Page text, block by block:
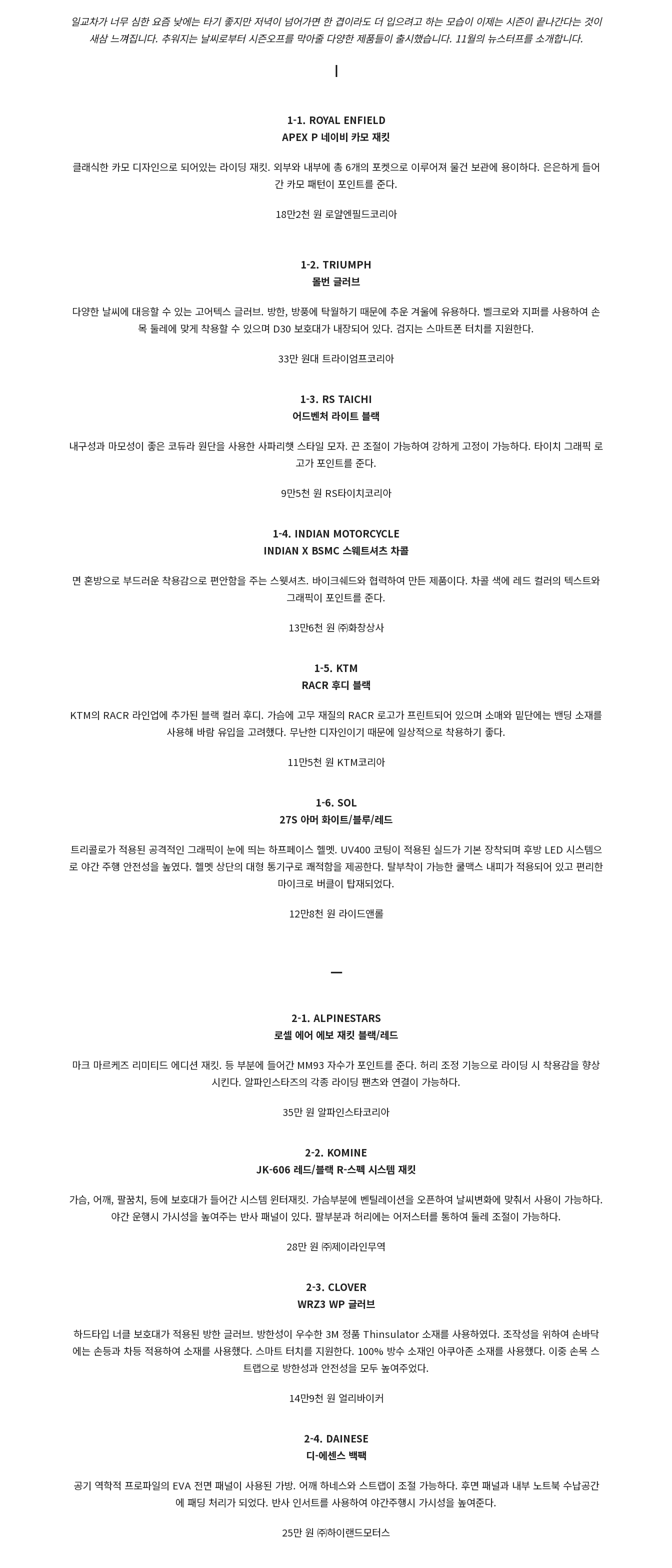
일교차가 너무 심한 요즘 낮에는 타기 좋지만 저녁이 넘어가면 한 겹이라도 더 입으려고 하는 모습이 이제는 시즌이 끝나간다는 것이
새삼 느껴집니다. 추워지는 날씨로부터 시즌오프를 막아줄 다양한 제품들이 출시했습니다. 11월의 뉴스터프를 소개합니다.
1-1. ROYAL ENFIELD
APEX P 네이비 카모 재킷
클래식한 카모 디자인으로 되어있는 라이딩 재킷. 외부와 내부에 총 6개의 포켓으로 이루어져 물건 보관에 용이하다. 은은하게 들어
간 카모 패턴이 포인트를 준다.
18만2천 원 로얄엔필드코리아
1-2. TRIUMPH
몰번 글러브
다양한 날씨에 대응할 수 있는 고어텍스 글러브. 방한, 방풍에 탁월하기 때문에 추운 겨울에 유용하다. 벨크로와 지퍼를 사용하여 손
목 둘레에 맞게 착용할 수 있으며 D30 보호대가 내장되어 있다. 검지는 스마트폰 터치를 지원한다.
33만 원대 트라이엄프코리아
1-3. RS TAICHI
어드벤처 라이트 블랙
내구성과 마모성이 좋은 코듀라 원단을 사용한 사파리햇 스타일 모자. 끈 조절이 가능하여 강하게 고정이 가능하다. 타이치 그래픽 로
고가 포인트를 준다.
9만5천 원 RS타이치코리아
1-4. INDIAN MOTORCYCLE
INDIAN X BSMC 스웨트셔츠 차콜
면 혼방으로 부드러운 착용감으로 편안함을 주는 스웻셔츠. 바이크쉐드와 협력하여 만든 제품이다. 차콜 색에 레드 컬러의 텍스트와
그래픽이 포인트를 준다.
13만6천 원 ㈜화창상사
1-5. KTM
RACR 후디 블랙
KTM의 RACR 라인업에 추가된 블랙 컬러 후디. 가슴에 고무 재질의 RACR 로고가 프린트되어 있으며 소매와 밑단에는 밴딩 소재를
사용해 바람 유입을 고려했다. 무난한 디자인이기 때문에 일상적으로 착용하기 좋다.
11만5천 원 KTM코리아
1-6. SOL
27S 아머 화이트/블루/레드
트리콜로가 적용된 공격적인 그래픽이 눈에 띄는 하프페이스 헬멧. UV400 코팅이 적용된 실드가 기본 장착되며 후방 LED 시스템으
로 야간 주행 안전성을 높였다. 헬멧 상단의 대형 통기구로 쾌적함을 제공한다. 탈부착이 가능한 쿨맥스 내피가 적용되어 있고 편리한
마이크로 버클이 탑재되었다.
12만8천 원 라이드앤롤
ㅡ
2-1. ALPINESTARS
로셀 에어 에보 재킷 블랙/레드
마크 마르케즈 리미티드 에디션 재킷. 등 부분에 들어간 MM93 자수가 포인트를 준다. 허리 조정 기능으로 라이딩 시 착용감을 향상
시킨다. 알파인스타즈의 각종 라이딩 팬츠와 연결이 가능하다.
35만 원 알파인스타코리아
2-2. KOMINE
JK-606 레드/블랙 R-스펙 시스템 재킷
가슴, 어깨, 팔꿈치, 등에 보호대가 들어간 시스템 윈터재킷. 가슴부분에 벤틸레이션을 오픈하여 날씨변화에 맞춰서 사용이 가능하다.
야간 운행시 가시성을 높여주는 반사 패널이 있다. 팔부분과 허리에는 어저스터를 통하여 둘레 조절이 가능하다.
28만 원 ㈜제이라인무역
2-3. CLOVER
WRZ3 WP 글러브
하드타입 너클 보호대가 적용된 방한 글러브. 방한성이 우수한 3M 정품 Thinsulator 소재를 사용하였다. 조작성을 위하여 손바닥
에는 손등과 차등 적용하여 소재를 사용했다. 스마트 터치를 지원한다. 100% 방수 소재인 아쿠아존 소재를 사용했다. 이중 손목 스
트랩으로 방한성과 안전성을 모두 높여주었다.
14만9천 원 얼리바이커
2-4. DAINESE
디-에센스 백팩
공기 역학적 프로파일의 EVA 전면 패널이 사용된 가방. 어깨 하네스와 스트랩이 조절 가능하다. 후면 패널과 내부 노트북 수납공간
에 패딩 처리가 되었다. 반사 인서트를 사용하여 야간주행시 가시성을 높여준다.
25만 원 ㈜하이랜드모터스